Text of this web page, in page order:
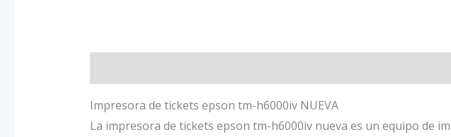
Impresora de tickets epson tm-h6000iv NUEVA
La impresora de tickets epson tm-h6000iv nueva es un equipo de